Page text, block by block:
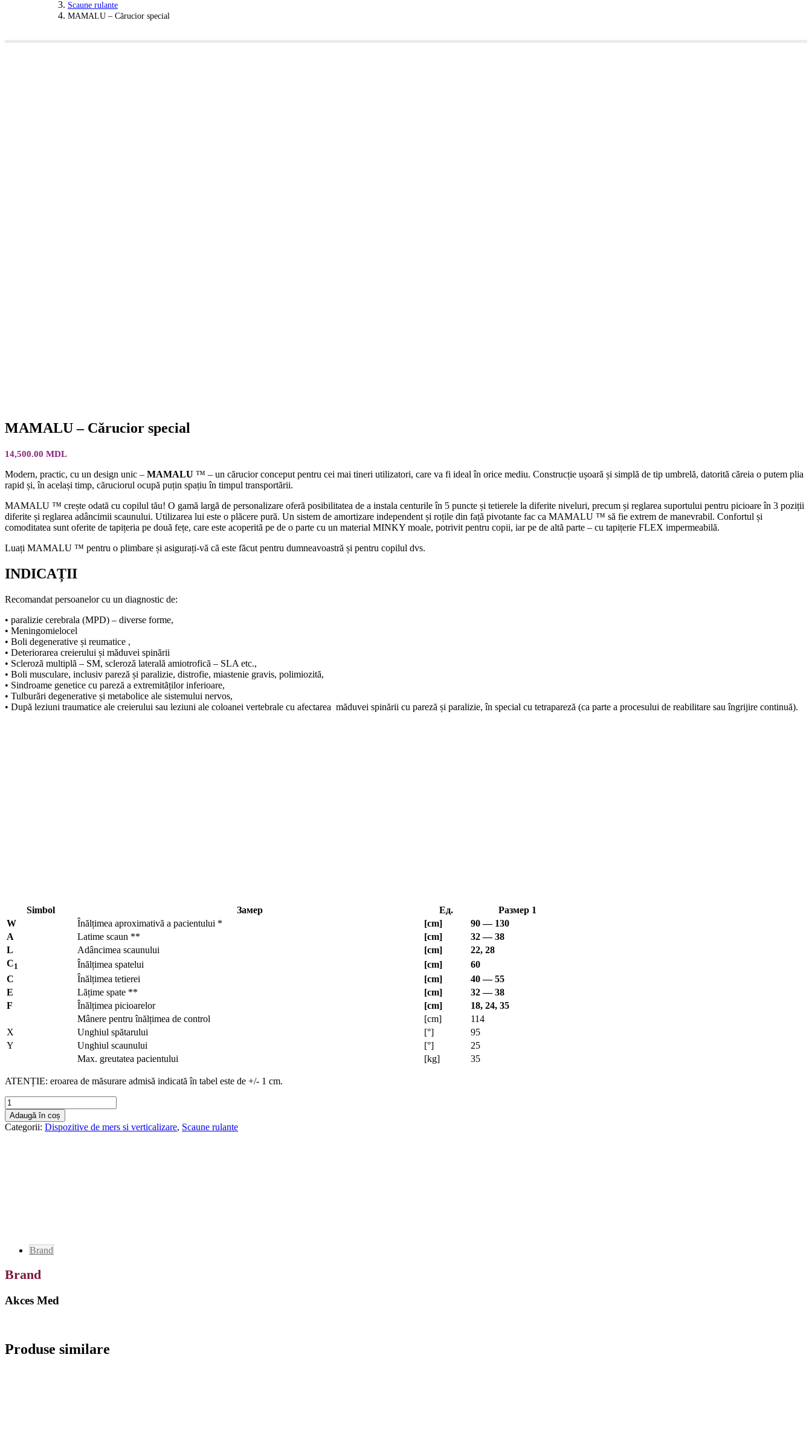
Scaune rulante
MAMALU – Cărucior special
MAMALU – Cărucior special
14,500.00 MDL
Modern, practic, cu un design unic – MAMALU ™ – un cărucior conceput pentru cei mai tineri utilizatori, care va fi ideal în orice mediu. Construcție ușoară și simplă de tip umbrelă, datorită căreia o putem plia
rapid și, în același timp, căruciorul ocupă puțin spațiu în timpul transportării.
MAMALU ™ crește odată cu copilul tău! O gamă largă de personalizare oferă posibilitatea de a instala centurile în 5 puncte și tetierele la diferite niveluri, precum și reglarea suportului pentru picioare în 3 poziții
diferite și reglarea adâncimii scaunului. Utilizarea lui este o plăcere pură. Un sistem de amortizare independent și roțile din față pivotante fac ca MAMALU ™ să fie extrem de manevrabil. Confortul și
comoditatea sunt oferite de tapițeria pe două fețe, care este acoperită pe de o parte cu un material MINKY moale, potrivit pentru copii, iar pe de altă parte – cu tapițerie FLEX impermeabilă.
Luați MAMALU ™ pentru o plimbare și asigurați-vă că este făcut pentru dumneavoastră și pentru copilul dvs.
INDICAȚII
Recomandat persoanelor cu un diagnostic de:
• paralizie cerebrala (MPD) – diverse forme,
• Meningomielocel
• Boli degenerative și reumatice ,
• Deteriorarea creierului și măduvei spinării
• Scleroză multiplă – SM, scleroză laterală amiotrofică – SLA etc.,
• Boli musculare, inclusiv pareză și paralizie, distrofie, miastenie gravis, polimiozită,
• Sindroame genetice cu pareză a extremităților inferioare,
• Tulburări degenerative și metabolice ale sistemului nervos,
• După leziuni traumatice ale creierului sau leziuni ale coloanei vertebrale cu afectarea măduvei spinării cu pareză și paralizie, în special cu tetrapareză (ca parte a procesului de reabilitare sau îngrijire continuă).
Simbol Замер Ед.
Размер 1
W
Înălțimea aproximativă a pacientului * [cm]
90 — 130
A
Latime scaun ** [cm]
32 — 38
L
Adâncimea scaunului [cm]
22, 28
C1 Înălțimea spatelui [cm]
60
C
Înălțimea tetierei [cm]
40 — 55
E
Lățime spate ** [cm]
32 — 38
F
Înălțimea picioarelor [cm]
18, 24, 35
Mânere pentru înălțimea de control
[cm]
114
X
Unghiul spătarului [°]
95
Y
Unghiul scaunului [°]
25
Max. greutatea pacientului
[kg] 35
ATENȚIE: eroarea de măsurare admisă indicată în tabel este de +/- 1 cm.
Cantitate
MAMALU
-
Cărucior
Adaugă în coș
Categorii: Dispozitive de mers si verticalizare, Scaune rulante
Brand
Brand
Akces Med
Produse similare